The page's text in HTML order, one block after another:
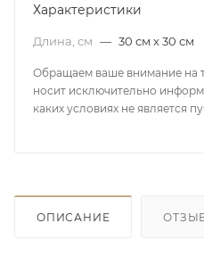
Характеристики
Длина, см — 30 см x 30 см
Обращаем ваше внимание на
носит исключительно
каких условиях не является
ОПИСАНИЕ